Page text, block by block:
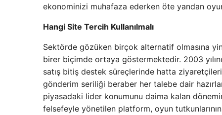
ekonominizi muhafaza ederken öte yandan
Hangi Site Tercih Kullanılmalı
Sektörde gözüken birçok alternatif olmasına
birer biçimde ortaya göstermektedir. 2003
satış bitiş destek süreçlerinde hatta
gönderim seriliği beraber her talebe dair
piyasadaki lider konumunu daima kalan
felsefeyle yönetilen platform, oyun